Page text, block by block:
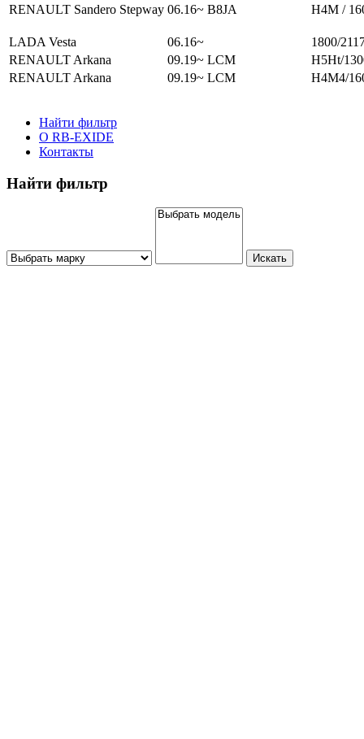
RENAULT Sandero Stepway 06.16~ B8JA H4M /
LADA Vesta 06.16~
1800/
RENAULT Arkana
09.19~ LCM
H5Ht/
RENAULT Arkana
09.19~ LCM H4M4/
Найти фильтр
О RB-EXIDE
Контакты
Найти фильтр
Искать